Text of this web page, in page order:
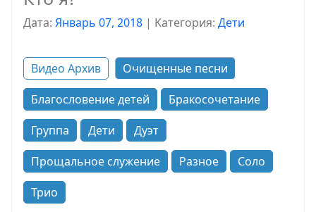
Дата: Январь 07, 2018 | Kатегория: Дети
Видео Архив
Очищенные песни
Благословение детей
Бракосочетание
Группа
Дети
Дуэт
Прощальное служение
Разное
Соло
Трио